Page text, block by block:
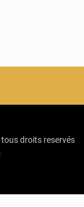
tous droits reservés